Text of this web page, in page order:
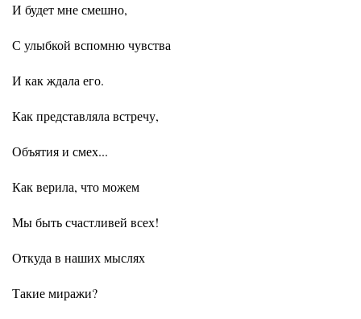
И будет мне смешно,
С улыбкой вспомню чувства
И как ждала его.
Как представляла встречу,
Объятия и смех...
Как верила, что можем
Мы быть счастливей всех!
Откуда в наших мыслях
Такие миражи?